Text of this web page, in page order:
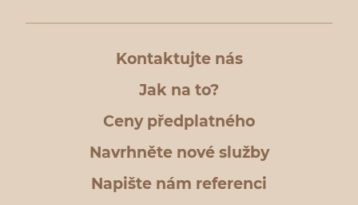
Kontaktujte nás
Jak na to?
Ceny předplatného
Navrhněte nové služby
Napište nám referenci